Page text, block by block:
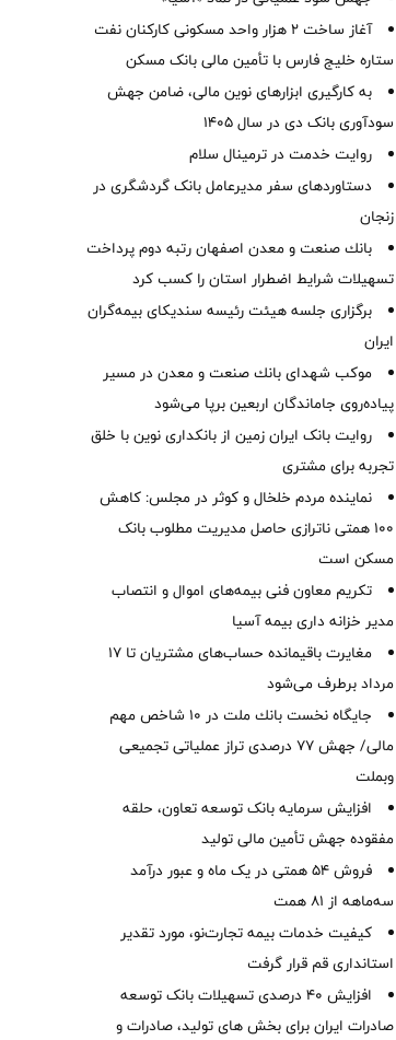
آغاز ساخت ۲ هزار واحد مسکونی کارکنان نفت
ستاره خلیج فارس با تأمین مالی بانک مسکن
به کارگیری ابزارهای نوین مالی، ضامن جهش
سودآوری بانک دی در سال 1405
روایت خدمت در ترمینال سلام
دستاوردهای سفر مدیرعامل بانک گردشگری در
زنجان
بانك صنعت و معدن اصفهان رتبه دوم پرداخت
تسهیلات شرایط اضطرار استان را كسب كرد
برگزاری جلسه هیئت رئیسه سندیکای بیمه‌گران
ایران
موكب شهدای بانك صنعت و معدن در مسیر
پیاده‌روی جاماندگان اربعین برپا می‌شود
روایت بانک ایران زمین از بانکداری نوین با خلق
تجربه برای مشتری
نماینده مردم خلخال و کوثر در مجلس: کاهش
۱۰۰ همتی ناترازی حاصل مدیریت مطلوب بانک
مسکن است
تکریم معاون فنی بیمه‌های اموال و انتصاب
مدیر خزانه داری بیمه آسیا
مغایرت‌ باقیمانده حساب‌های مشتریان تا ۱۷
مرداد برطرف می‌شود
جایگاه نخست بانك ملت در 10 شاخص مهم
مالی/ جهش 77 درصدی تراز عملیاتی تجمیعی
وبملت
افزایش سرمایه بانک توسعه تعاون، حلقه
مفقوده جهش تأمین مالی تولید
فروش 54 همتی در یک ماه و عبور درآمد
سه‌ماهه از 81 همت
کیفیت خدمات بیمه تجارت‌نو، مورد تقدیر
استانداری قم قرار گرفت
افزایش 40 درصدی تسهیلات بانک توسعه
صادرات ایران برای بخش های تولید، صادرات و